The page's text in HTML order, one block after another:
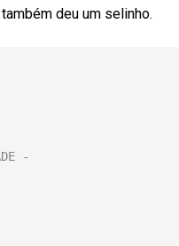
deu um selinho.